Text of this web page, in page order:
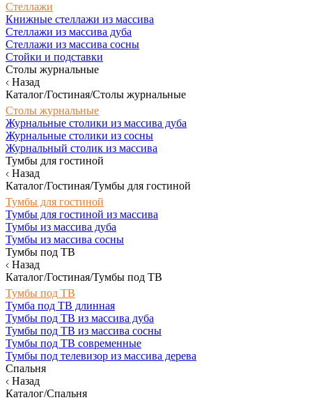
Стеллажи
Книжные стеллажи из массива
Стеллажи из массива дуба
Стеллажи из массива сосны
Стойки и подставки
Столы журнальные
Назад
Каталог/Гостиная/Столы журнальные
Столы журнальные
Журнальные столики из массива дуба
Журнальные столики из сосны
Журнальный столик из массива
Тумбы для гостиной
Назад
Каталог/Гостиная/Тумбы для гостиной
Тумбы для гостиной
Тумбы для гостиной из массива
Тумбы из массива дуба
Тумбы из массива сосны
Тумбы под ТВ
Назад
Каталог/Гостиная/Тумбы под ТВ
Тумбы под ТВ
Тумба под ТВ длинная
Тумбы под ТВ из массива дуба
Тумбы под ТВ из массива сосны
Тумбы под ТВ современные
Тумбы под телевизор из массива дерева
Спальня
Назад
Каталог/Спальня